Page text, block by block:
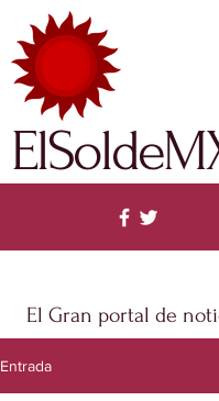
El Gran portal de
Entrada